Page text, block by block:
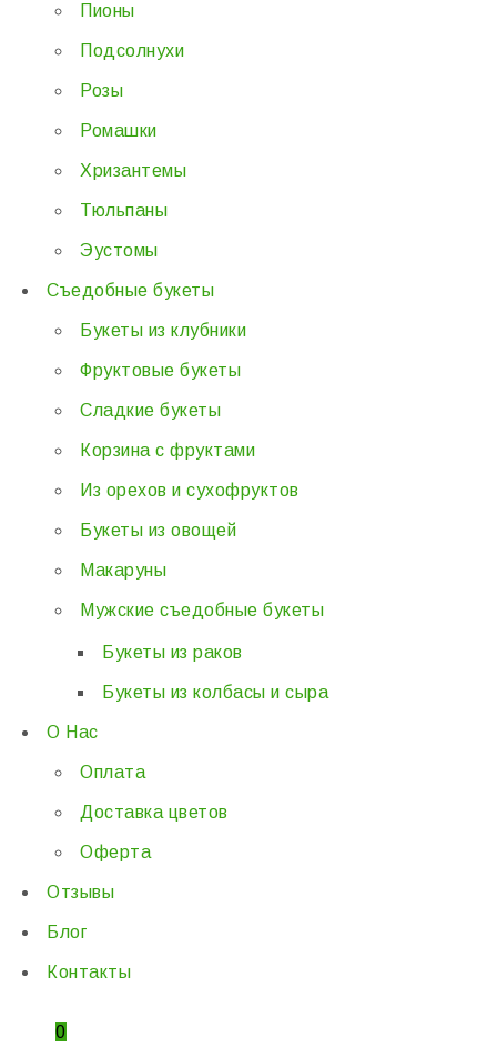
Пионы
Подсолнухи
Розы
Ромашки
Хризантемы
Тюльпаны
Эустомы
Съедобные букеты
Букеты из клубники
Фруктовые букеты
Сладкие букеты
Корзина с фруктами
Из орехов и сухофруктов
Букеты из овощей
Макаруны
Мужские съедобные букеты
Букеты из раков
Букеты из колбасы и сыра
О Нас
Оплата
Доставка цветов
Оферта
Отзывы
Блог
Контакты
0